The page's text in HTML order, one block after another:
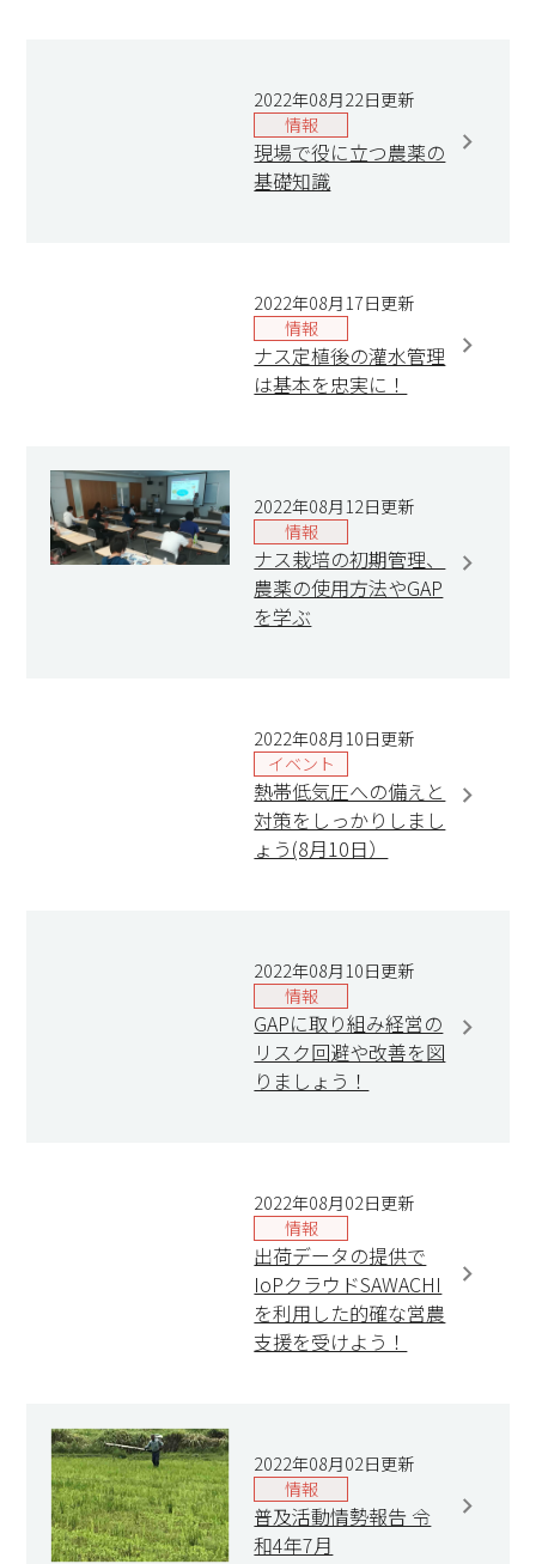
2022年08月22日更新
情報
現場で役に立つ農薬の
基礎知識
2022年08月17日更新
情報
ナス定植後の灌水管理
は基本を忠実に！
2022年08月12日更新
情報
ナス栽培の初期管理、
農薬の使用方法やGAP
を学ぶ
2022年08月10日更新
イベント
熱帯低気圧への備えと
対策をしっかりしまし
ょう(8月10日）
2022年08月10日更新
情報
GAPに取り組み経営の
リスク回避や改善を図
りましょう！
2022年08月02日更新
情報
出荷データの提供で
IoPクラウドSAWACHI
を利用した的確な営農
支援を受けよう！
2022年08月02日更新
情報
普及活動情勢報告 令
和4年7月